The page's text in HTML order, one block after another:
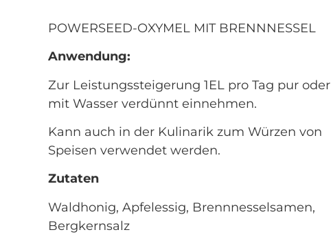
POWERSEED-OXYMEL MIT BRENNNESSEL
Anwendung:
Zur Leistungssteigerung 1EL pro Tag pur oder
mit Wasser verdünnt einnehmen.
Kann auch in der Kulinarik zum Würzen von
Speisen verwendet werden.
Zutaten
Waldhonig, Apfelessig, Brennnesselsamen,
Bergkernsalz